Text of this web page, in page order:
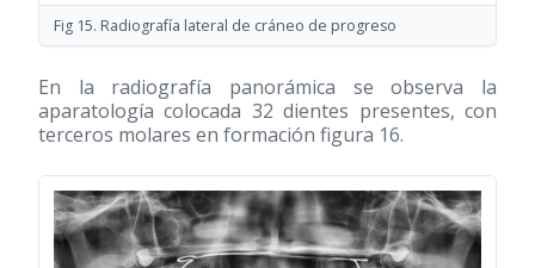
Fig 15. Radiografía lateral de cráneo de progreso
En la radiografía panorámica se observa la
aparatología colocada 32 dientes presentes, con
terceros molares en formación figura 16.